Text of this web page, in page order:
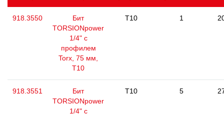
918.3550
Бит
TORSIONpower
1/4" с
профилем
Torx, 75 мм,
Т10
T10 1
918.3551
Бит
TORSIONpower
1/4" с
T10 5